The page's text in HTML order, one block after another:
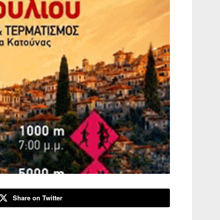
Share on Twitter